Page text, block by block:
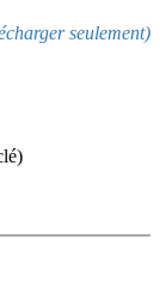
seulement)